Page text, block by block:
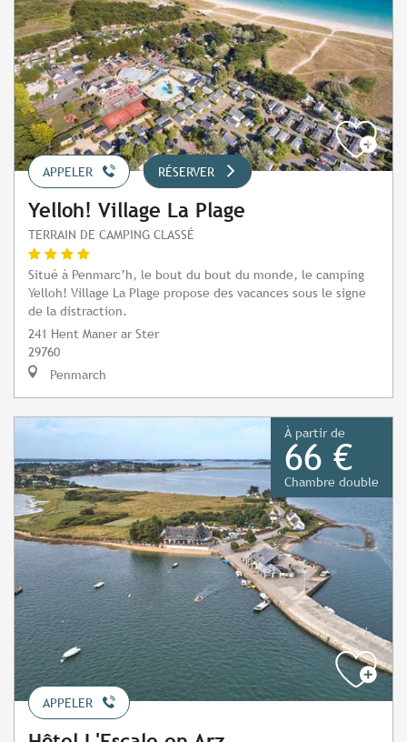
APPELER RÉSERVER
Yelloh! Village La Plage
TERRAIN DE CAMPING CLASSÉ
Situé à Penmarc’h, le bout du bout du monde, le camping
Yelloh! Village La Plage propose des vacances sous le signe
de la distraction.
241 Hent Maner ar Ster
29760
Penmarch
À partir de
66 €
Chambre double
APPELER